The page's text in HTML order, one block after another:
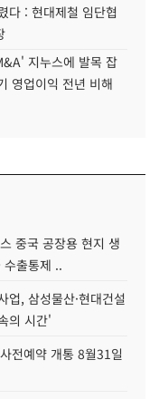
다 : 현대제철 임단협
지누스에 발목 잡
영업이익 전년 비해
중국 공장용 현지 생
출통제 ..
업, 삼성물산·현대건설
의 시간'
전예약 개통 8월31일